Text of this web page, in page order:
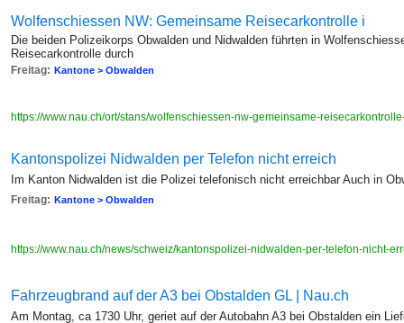
Wolfenschiessen NW: Gemeinsame Reisecarkontrolle i
Die beiden Polizeikorps Obwalden und Nidwalden führten in
Reisecarkontrolle durch
Freitag: Kantone > Obwalden
https://www.nau.ch/ort/stans/wolfenschiessen-nw-gemeinsame-
Kantonspolizei Nidwalden per Telefon nicht erreich
Im Kanton Nidwalden ist die Polizei telefonisch nicht erreichbar Auch in
Freitag: Kantone > Obwalden
https://www.nau.ch/news/schweiz/kantonspolizei-nidwalden-per-telefon-nicht-
Fahrzeugbrand auf der A3 bei Obstalden GL | Nau.ch
Am Montag, ca 1730 Uhr, geriet auf der Autobahn A3 bei Obstalden ein